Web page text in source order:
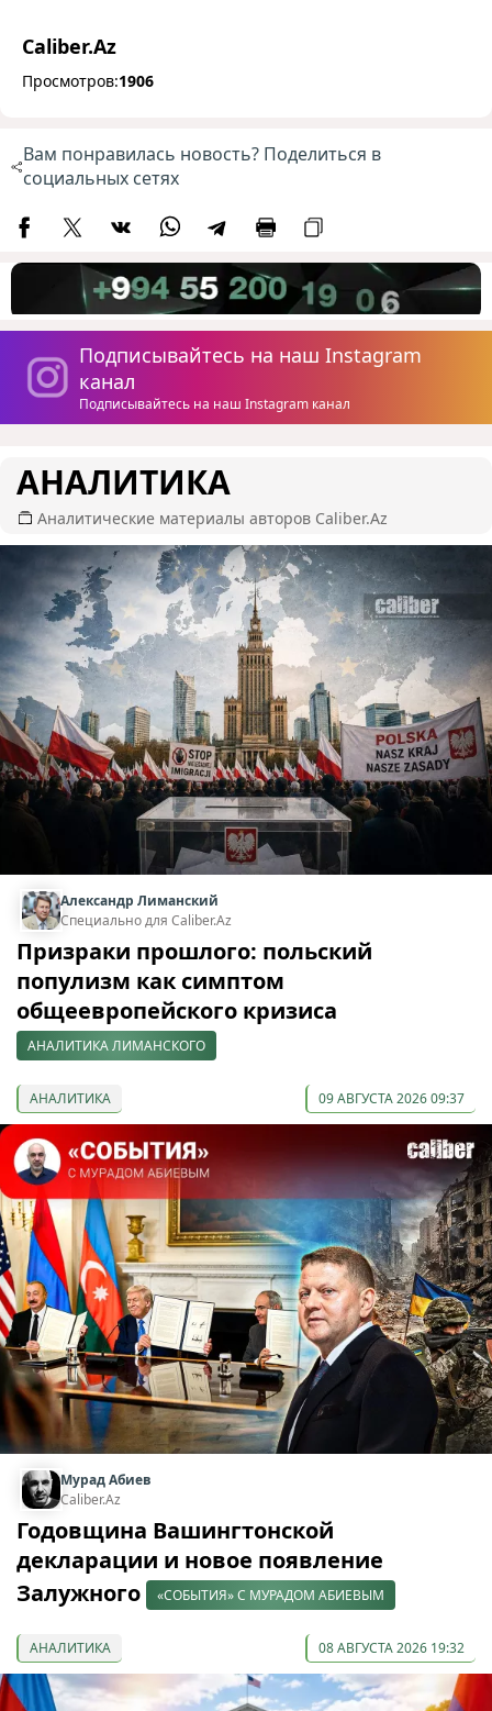
Caliber.Az
Просмотров:1906
Вам понравилась новость? Поделиться в
социальных сетях
Подписывайтесь на наш Instagram
канал
Подписывайтесь на наш Instagram канал
АНАЛИТИКА
Аналитические материалы авторов Caliber.Az
Александр Лиманский
Специально для Caliber.Az
Призраки прошлого: польский
популизм как симптом
общеевропейского кризиса
АНАЛИТИКА ЛИМАНСКОГО
АНАЛИТИКА 09 АВГУСТА 2026 09:37
Мурад Абиев
Caliber.Az
Годовщина Вашингтонской
декларации и новое появление
Залужного
«СОБЫТИЯ» С МУРАДОМ АБИЕВЫМ
АНАЛИТИКА 08 АВГУСТА 2026 19:32